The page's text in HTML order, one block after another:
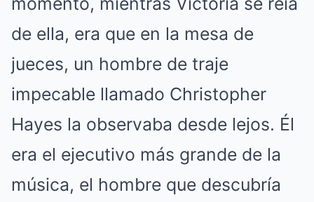
de ella, era que en la mesa de
jueces, un hombre de traje
impecable llamado Christopher
Hayes la observaba desde lejos. Él
era el ejecutivo más grande de la
música, el hombre que descubría